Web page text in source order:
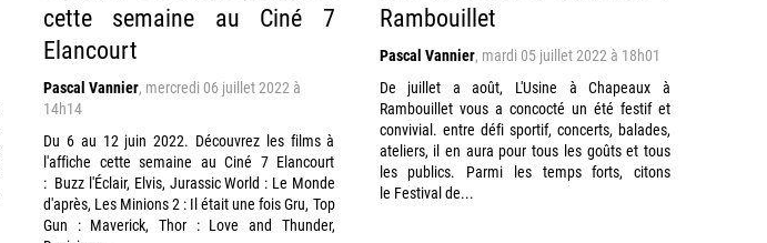
cette semaine au Ciné 7
Elancourt
Pascal Vannier, mercredi 06 juillet 2022 à
14h14
Du 6 au 12 juin 2022. Découvrez les films à
l'affiche cette semaine au Ciné 7 Elancourt
: Buzz l'Éclair, Elvis, Jurassic World : Le Monde
d'après, Les Minions 2 : Il était une fois Gru, Top
Gun : Maverick, Thor : Love and Thunder,
Rambouillet
Pascal Vannier, mardi 05 juillet 2022 à 18h01
De juillet a août, L'Usine à Chapeaux à
Rambouillet vous a concocté un été festif et
convivial. entre défi sportif, concerts, balades,
ateliers, il en aura pour tous les goûts et tous
les publics. Parmi les temps forts, citons
le Festival de...